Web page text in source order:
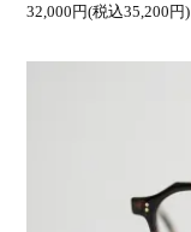
32,000円(税込35,200円)